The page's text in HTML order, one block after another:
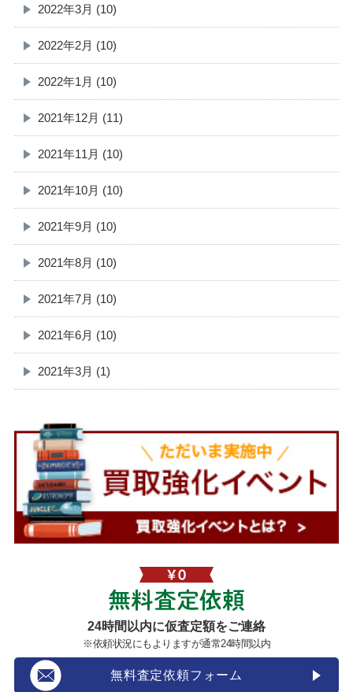
2022年3月 (10)
2022年2月 (10)
2022年1月 (10)
2021年12月 (11)
2021年11月 (10)
2021年10月 (10)
2021年9月 (10)
2021年8月 (10)
2021年7月 (10)
2021年6月 (10)
2021年3月 (1)
24時間以内に仮査定額をご連絡
※依頼状況にもよりますが通常24時間以内
無料査定依頼フォーム